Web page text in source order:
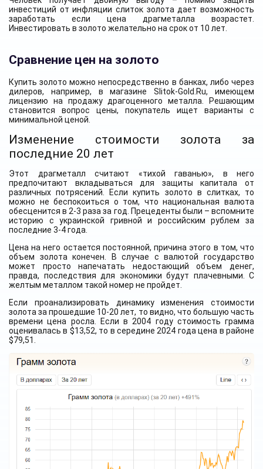
инвестиций от инфляции слиток золота дает возможность
заработать если цена драгметалла возрастет.
Инвестировать в золото желательно на срок от 10 лет.
Сравнение цен на золото
Купить золото можно непосредственно в банках, либо через
дилеров, например, в магазине Slitok-Gold.Ru, имеющем
лицензию на продажу драгоценного металла. Решающим
становится вопрос цены, покупатель ищет варианты с
минимальной ценой.
Изменение стоимости золота за
последние 20 лет
Этот драгметалл считают «тихой гаванью», в него
предпочитают вкладываться для защиты капитала от
различных потрясений. Если купить золото в слитках, то
можно не беспокоиться о том, что национальная валюта
обесценится в 2-3 раза за год. Прецеденты были – вспомните
историю с украинской гривной и российским рублем за
последние 3-4 года.
Цена на него остается постоянной, причина этого в том, что
объем золота конечен. В случае с валютой государство
может просто напечатать недостающий объем денег,
правда, последствия для экономики будут плачевными. С
желтым металлом такой номер не пройдет.
Если проанализировать динамику изменения стоимости
золота за прошедшие 10-20 лет, то видно, что большую часть
времени цена росла. Если в 2004 году стоимость грамма
оценивалась в $13,52, то в середине 2024 года цена в районе
$79,51.